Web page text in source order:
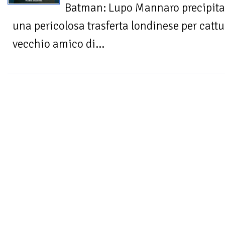
Batman: Lupo Mannaro
una pericolosa trasferta londinese per
vecchio amico di...